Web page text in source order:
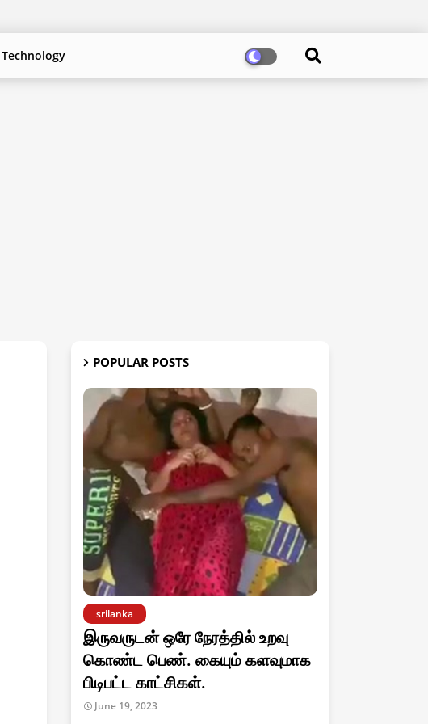
Technology
POPULAR POSTS
srilanka
இருவருடன் ஒரே நேரத்தில் உறவு
கொண்ட பெண். கையும் களவுமாக
பிடிபட்ட காட்சிகள்.
June 19, 2023